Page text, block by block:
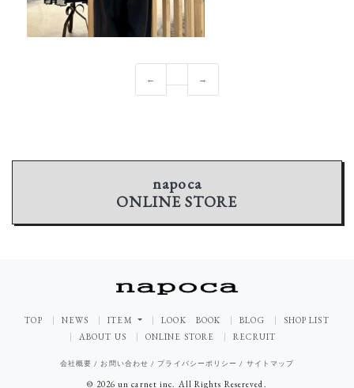
← →
napoca
ONLINE STORE
TOP NEWS ITEM LOOK BOOK BLOG
SHOP LIST
ABOUT US
ONLINE STORE RECRUIT
会社概要 /お問い合わせ / プライバシーポリシー / サイトマップ
© 2026 un carnet inc. All Rights Resereved.